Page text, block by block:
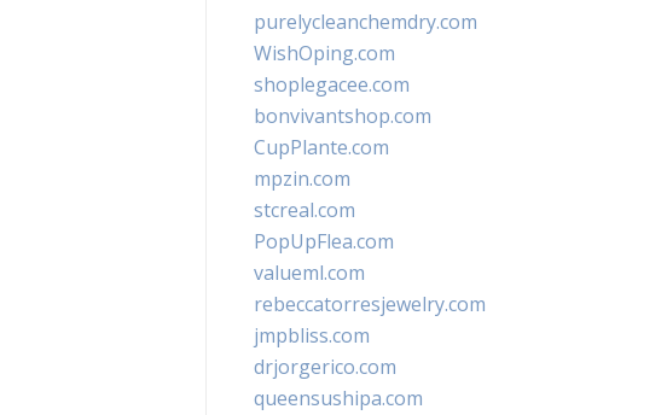
purelycleanchemdry.com
WishOping.com
shoplegacee.com
bonvivantshop.com
CupPlante.com
mpzin.com
stcreal.com
PopUpFlea.com
valueml.com
rebeccatorresjewelry.com
jmpbliss.com
drjorgerico.com
queensushipa.com